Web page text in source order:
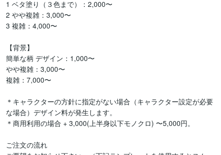
1 ベタ塗り（３色まで）：2,000〜
2 やや複雑：3,000〜
3 複雑：4,000〜
【背景】
簡単な柄 デザイン：1,000〜
やや複雑：3,000〜
複雑：7,000〜
＊キャラクターの方針に指定がない場合（キャラクター設定が必要
な場合）デザイン料が発生します。
＊商用利用の場合 + 3,000(上半身以下モノクロ) 〜5,000円。
ご注文の流れ